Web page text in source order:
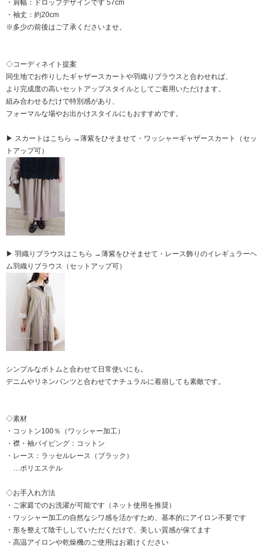
・肩幅：ドロップデザインです 57cm
・袖丈：約20cm
※多少の前後はご了承くださいませ。
◇コーディネイト提案
同生地でお作りしたギャザースカートや羽織りブラウスと合わせれば、
より完成度の高いセットアップスタイルとしてご着用いただけます。
組み合わせるだけで特別感があり、
フォーマルな場やお出かけスタイルにもおすすめです。
▶ スカートはこちら →薄紫をひそませて・ワッシャーギャザースカート（セッ
トアップ可）
▶ 羽織りブラウスはこちら →薄紫をひそませて・レース飾りのイレギュラーヘ
ム羽織りブラウス（セットアップ可）
シンプルなボトムと合わせて日常使いにも。
デニムやリネンパンツと合わせてナチュラルに着崩しても素敵です。
◇素材
・コットン100％（ワッシャー加工）
・襟・袖パイピング：コットン
・レース：ラッセルレース（ブラック）
…ポリエステル
◇お手入れ方法
・ご家庭でのお洗濯が可能です（ネット使用を推奨）
・ワッシャー加工の自然なシワ感を活かすため、基本的にアイロン不要です
・形を整えて陰干ししていただくだけで、美しい質感が保てます
・高温アイロンや乾燥機のご使用はお避けください